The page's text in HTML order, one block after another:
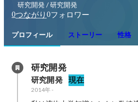
研究開発 / 研究開発
0つながり 0フォロワー
プロフィール ストーリー 性格
研究開発
研究開発 現在
2014年-